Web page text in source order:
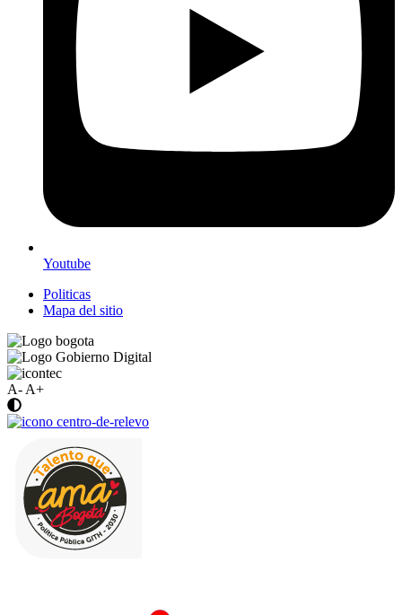
Youtube
Politicas
Mapa del sitio
A-A+